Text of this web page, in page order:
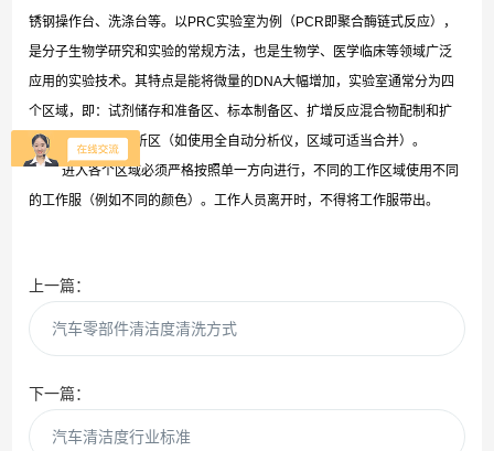
锈钢操作台、洗涤台等。以PRC实验室为例（PCR即聚合酶链式反应），
是分子生物学研究和实验的常规方法，也是生物学、医学临床等领域广泛
应用的实验技术。其特点是能将微量的DNA大幅增加，实验室通常分为四
个区域，即：试剂储存和准备区、标本制备区、扩增反应混合物配制和扩
增区、扩增产物分析区（如使用全自动分析仪，区域可适当合并）。
进入各个区域必须严格按照单一方向进行，不同的工作区域使用不同
的工作服（例如不同的颜色）。工作人员离开时，不得将工作服带出。
上一篇：
汽车零部件清洁度清洗方式
下一篇：
汽车清洁度行业标准